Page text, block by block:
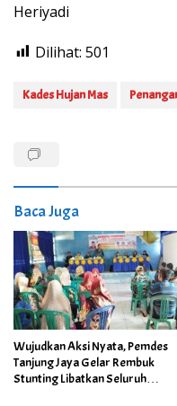
Heriyadi
Dilihat: 501
Kades Hujan Mas
Baca Juga
Wujudkan Aksi Nyata, Pemdes
Tanjung Jaya Gelar Rembuk
Stunting Libatkan Seluruh